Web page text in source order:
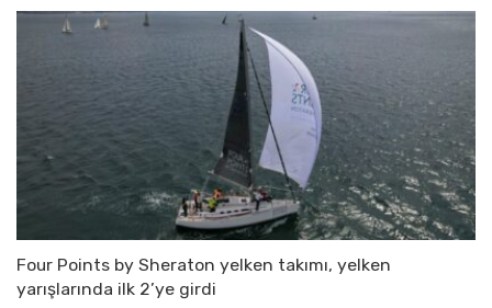
Four Points by Sheraton yelken takımı, yelken
yarışlarında ilk 2’ye girdi